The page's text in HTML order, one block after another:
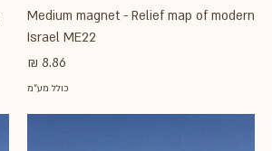
Medium magnet - Relief map of modern
Israel ME22
מחיר
כולל מע״מ